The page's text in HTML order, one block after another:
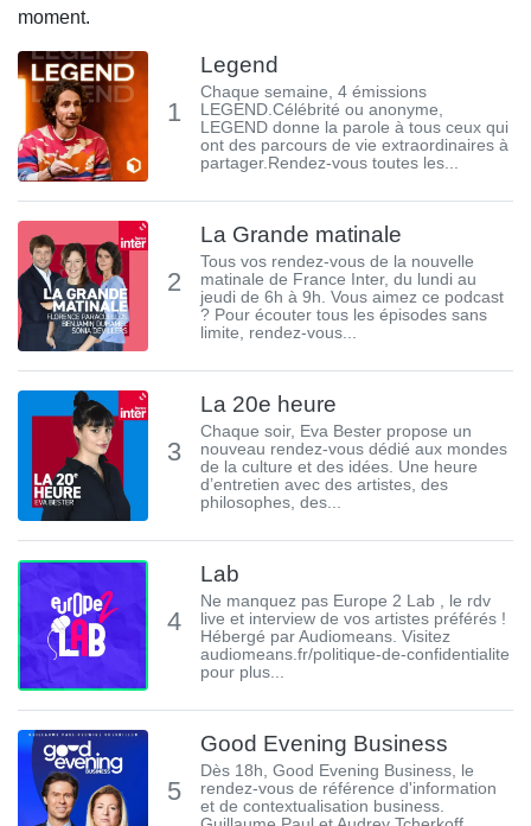
moment.
1
Legend
Chaque semaine, 4 émissions
LEGEND.Célébrité ou anonyme,
LEGEND donne la parole à tous ceux qui
ont des parcours de vie extraordinaires à
partager.Rendez-vous toutes les...
2
La Grande matinale
Tous vos rendez-vous de la nouvelle
matinale de France Inter, du lundi au
jeudi de 6h à 9h. Vous aimez ce podcast
? Pour écouter tous les épisodes sans
limite, rendez-vous...
3
La 20e heure
Chaque soir, Eva Bester propose un
nouveau rendez-vous dédié aux mondes
de la culture et des idées. Une heure
d’entretien avec des artistes, des
philosophes, des...
4
Lab
Ne manquez pas Europe 2 Lab , le rdv
live et interview de vos artistes préférés !
Hébergé par Audiomeans. Visitez
audiomeans.fr/politique-de-confidentialite
pour plus...
5
Good Evening Business
Dès 18h, Good Evening Business, le
rendez-vous de référence d'information
et de contextualisation business.